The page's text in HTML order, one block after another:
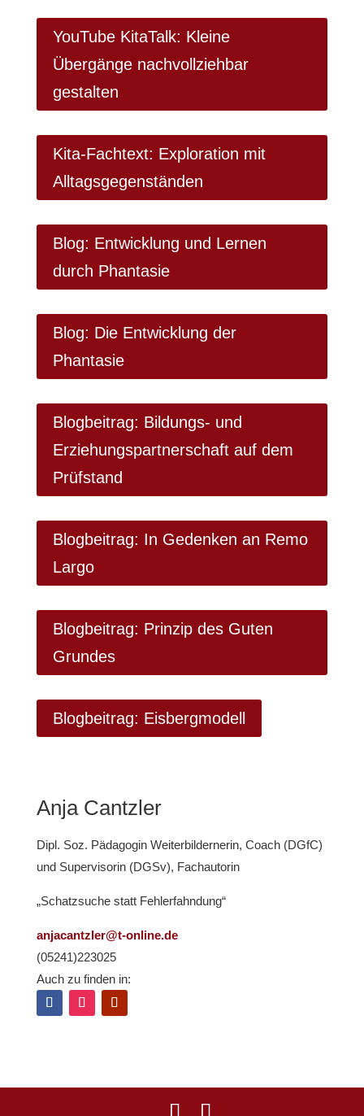
YouTube KitaTalk: Kleine
Übergänge nachvollziehbar
gestalten
Kita-Fachtext: Exploration mit
Alltagsgegenständen
Blog: Entwicklung und Lernen
durch Phantasie
Blog: Die Entwicklung der
Phantasie
Blogbeitrag: Bildungs- und
Erziehungspartnerschaft auf dem
Prüfstand
Blogbeitrag: In Gedenken an Remo
Largo
Blogbeitrag: Prinzip des Guten
Grundes
Blogbeitrag: Eisbergmodell
Anja Cantzler
Dipl. Soz. Pädagogin Weiterbildernerin, Coach (DGfC)
und Supervisorin (DGSv), Fachautorin
„Schatzsuche statt Fehlerfahndung“
anjacantzler@t-online.de
(05241)223025
Auch zu finden in: